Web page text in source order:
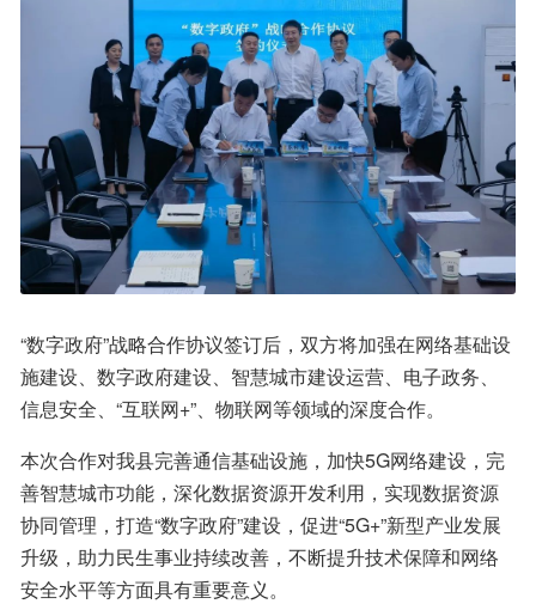
“数字政府”战略合作协议签订后，双方将加强在网络基础设
施建设、数字政府建设、智慧城市建设运营、电子政务、
信息安全、“互联网+”、物联网等领域的深度合作。
本次合作对我县完善通信基础设施，加快5G网络建设，完
善智慧城市功能，深化数据资源开发利用，实现数据资源
协同管理，打造“数字政府”建设，促进“5G+”新型产业发展
升级，助力民生事业持续改善，不断提升技术保障和网络
安全水平等方面具有重要意义。